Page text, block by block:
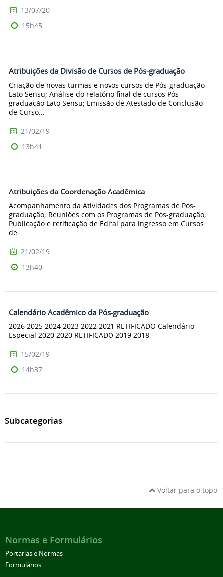
13/07/20
15h45
Atribuições da Divisão de Cursos de Pós-graduação
Criação de novas turmas e novos cursos de Pós-graduação
Lato Sensu; Análise do relatório final de cursos Pós-
graduação Lato Sensu; Emissão de Atestado de Conclusão
de Curso...
21/02/19
13h41
Atribuições da Coordenação Acadêmica
Acompanhamento da Atividades dos Programas de Pós-
graduação; Reuniões com os Programas de Pós-graduação;
Publicação e retificação de Edital para ingresso em Cursos
de...
21/02/19
13h40
Calendário Acadêmico da Pós-graduação
2026 2025 2024 2023 2022 2021 RETIFICADO Calendário
Especial 2020 2020 RETIFICADO 2019 2018
15/02/19
14h37
Subcategorias
Voltar para o topo
Normas e Formulários
Portarias e Normas
Formulários